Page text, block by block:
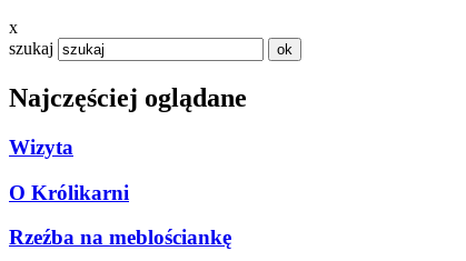
x
szukaj
Najczęściej oglądane
Wizyta
O Królikarni
Rzeźba na meblościankę